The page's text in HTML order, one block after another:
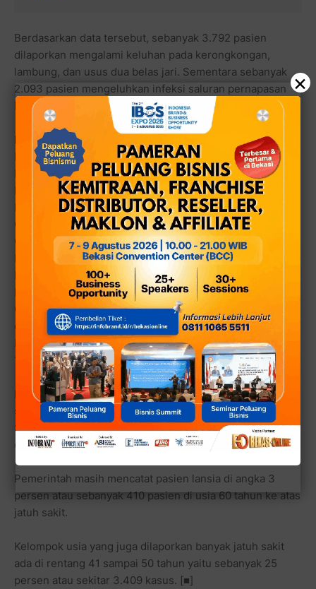
Berdasarkan data tersebut, sebanyak 3.792 pasien
dilaporkan mengalami keluhan pada kerongkongan,
lambung, dan usus dua belas jari. Sementara sebanyak
2.093 pasien mengeluhkan infeksi saluran pernapasan
bagian atas akut.
Berikut rinciannya:
Penyakit pada kerongkongan, lambung, dan usus dua
belas jari: 3.792 kasus
Infeksi saluran pernapasan bagian atas akut: 2.093 kasus
Penyakit hipertensi: 2.087 kasus
Gangguan jaringan lunak: 1.639 kasus
Gangguan episodik dan paroksismal: 1.112 kasus
Penyakit infeksi usus: 503 kasus
Penyakit pada telinga bagian dalam: 344 kasus
Influenza dan peradangan paru-paru: 173 kasus
Gangguan lain dan tidak spesifik pada sistem peredaran
darah: 126 kasus
Penyakit pada rongga mulut, kelenjar ludah, dan rahang:
119 kasus.
Dalam laporan Kemenkes, usia terbanyak yang sakit
sekitar 21 hingga 30 tahun sebanyak 28 persen.
Sementara 31 hingga 40 tahun menyumbang 23 persen
dari kasus kesakitan.
Pemerintah masih mencatat pasien lansia di angka 3
persen atau sebanyak 410 pasien di usia 60 tahun ke atas
jatuh sakit.
Kelompok usia yang juga dilaporkan banyak jatuh sakit
ada di rentang 41 sampai 50 tahun yaitu sebanyak 25
persen atau sekitar 3.409 kasus. [■]
×